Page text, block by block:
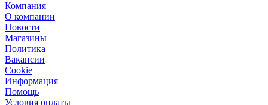
Компания
О компании
Новости
Магазины
Политика
Вакансии
Сookie
Информация
Помощь
Условия оплаты